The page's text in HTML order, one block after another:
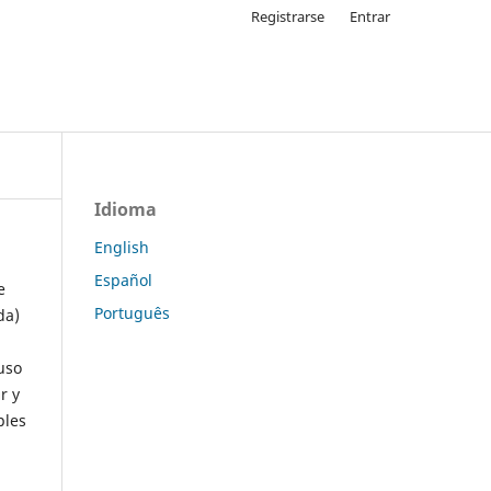
Registrarse Entrar
y
Idioma
English
Español
Português